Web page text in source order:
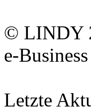
© LINDY
e-
Letzte